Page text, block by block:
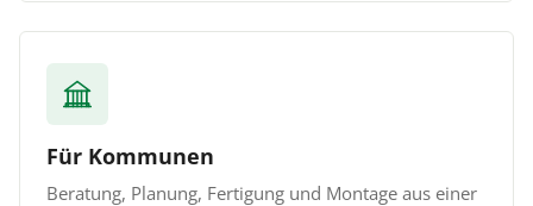
Für Kommunen
Beratung, Planung, Fertigung und Montage aus einer